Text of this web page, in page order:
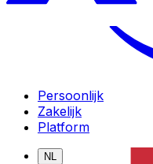
Persoonlijk
Zakelijk
Platform
NL